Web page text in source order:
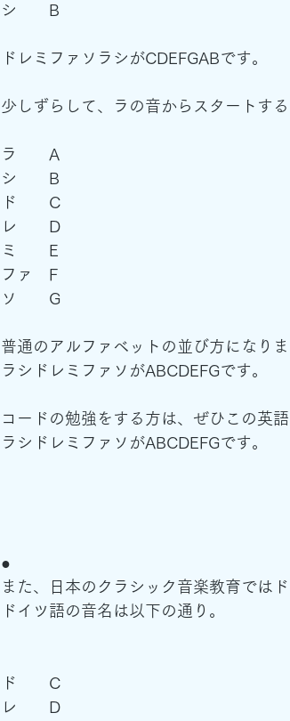
シ　　B
ドレミファソラシがCDEFGABです。
少しずらして、ラの音からスタートす
ラ　　A
シ　　B
ド　　C
レ　　D
ミ　　E
ファ　F
ソ　　G
普通のアルファベットの並び方になりま
ラシドレミファソがABCDEFGです。
コードの勉強をする方は、ぜひこの英
ラシドレミファソがABCDEFGです。
●
また、日本のクラシック音楽教育では
ドイツ語の音名は以下の通り。
ド　　C
レ　　D